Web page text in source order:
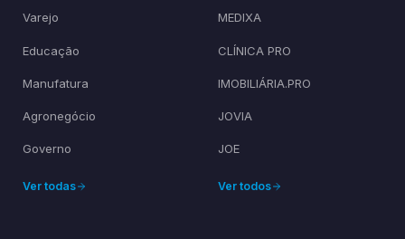
Varejo
Educação
Manufatura
Agronegócio
Governo
Ver todas
MEDIXA
CLÍNICA PRO
IMOBILIÁRIA.PRO
JOVIA
JOE
Ver todos